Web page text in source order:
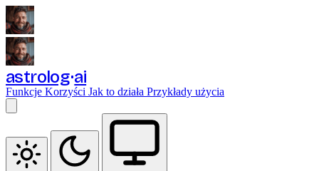
astrolog ai
Funkcje Korzyści Jak to działa Przykłady użycia